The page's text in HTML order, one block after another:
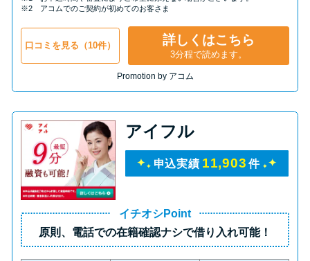
ブラックでもお金を借りるに
は？3つの判断基準と工面法
アコムはブラックでも審査に通
る？ 自分がブラックか確かめる
方法
アコムとレイクどっちがいい
の？ カードローンの選び方を徹
底解説！
※2 アコムでのご契約が初めてのお客さま
口コミを見る（10件） 詳しくはこちら
3分程で読めます。
Promotion by アコム
アイフル
申込実績 11,903 件
イチオシPoint
原則、 電話での在籍確認ナシで借り入れ可能！